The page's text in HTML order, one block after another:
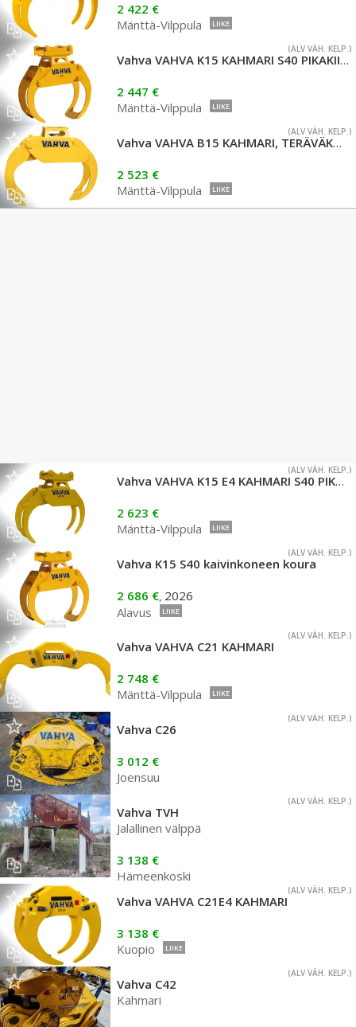
2 422 €
Mänttä-Vilppula
LIIKE
(ALV VÄH. KELP.)
Vahva VAHVA K15 KAHMARI S40 PIKAKIINNIKKEELLÄ
2 447 €
Mänttä-Vilppula
LIIKE
(ALV VÄH. KELP.)
Vahva VAHVA B15 KAHMARI, TERÄVÄKÄRKINEN, MR-8 SOVITUS
2 523 €
Mänttä-Vilppula
LIIKE
(ALV VÄH. KELP.)
Vahva VAHVA K15 E4 KAHMARI S40 PIKAKIINNIKKEELLÄ
2 623 €
Mänttä-Vilppula
LIIKE
(ALV VÄH. KELP.)
Vahva K15 S40 kaivinkoneen koura
2 686 €, 2026
Alavus
LIIKE
(ALV VÄH. KELP.)
Vahva VAHVA C21 KAHMARI
2 748 €
Mänttä-Vilppula
LIIKE
(ALV VÄH. KELP.)
Vahva C26
3 012 €
Joensuu
(ALV VÄH. KELP.)
Vahva TVH
Jalallinen välppä
3 138 €
Hämeenkoski
(ALV VÄH. KELP.)
Vahva VAHVA C21E4 KAHMARI
3 138 €
Kuopio
LIIKE
(ALV VÄH. KELP.)
Vahva C42
Kahmari